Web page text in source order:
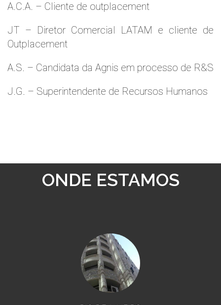
A.C.A. – Cliente de outplacement
JT – Diretor Comercial LATAM e cliente de
Outplacement
A.S. – Candidata da Agnis em processo de R&S
J.G. – Superintendente de Recursos Humanos
ONDE ESTAMOS